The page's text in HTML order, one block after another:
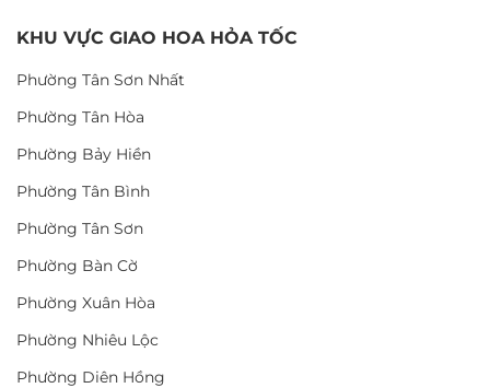
KHU VỰC GIAO HOA HỎA TỐC
Phường Tân Sơn Nhất
Phường Tân Hòa
Phường Bảy Hiền
Phường Tân Bình
Phường Tân Sơn
Phường Bàn Cờ
Phường Xuân Hòa
Phường Nhiêu Lộc
Phường Diên Hồng